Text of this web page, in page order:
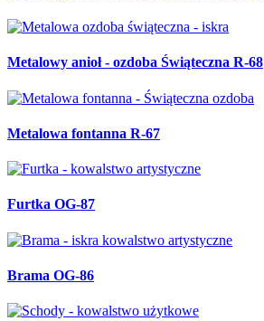
Metalowy anioł - ozdoba Świąteczna R-68
Metalowa fontanna R-67
Furtka OG-87
Brama OG-86